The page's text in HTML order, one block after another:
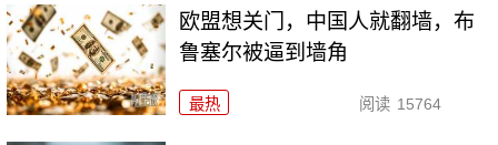
欧盟想关门，中国人就翻墙，布
鲁塞尔被逼到墙角
最热 阅读 15764